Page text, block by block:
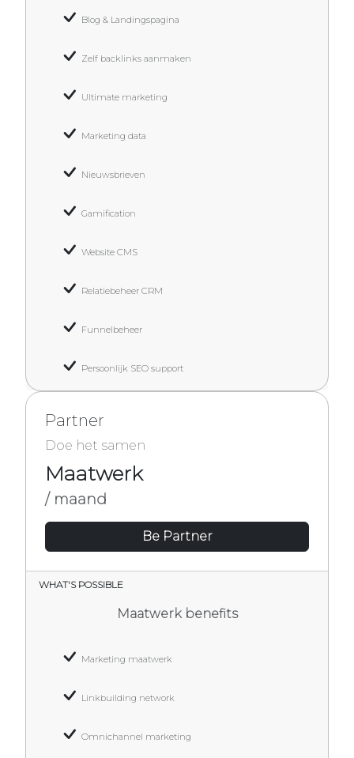
Blog & Landingspagina
Zelf backlinks aanmaken
Ultimate marketing
Marketing data
Nieuwsbrieven
Gamification
Website CMS
Relatiebeheer CRM
Funnelbeheer
Persoonlijk SEO support
Partner
Doe het samen
Maatwerk
/ maand
Be Partner
WHAT'S POSSIBLE
Maatwerk benefits
Marketing maatwerk
Linkbuilding network
Omnichannel marketing